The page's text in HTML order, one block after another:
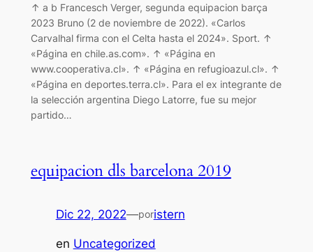
↑ a b Francesch Verger, segunda equipacion barça
2023 Bruno (2 de noviembre de 2022). «Carlos
Carvalhal firma con el Celta hasta el 2024». Sport. ↑
«Página en chile.as.com». ↑ «Página en
www.cooperativa.cl». ↑ «Página en refugioazul.cl». ↑
«Página en deportes.terra.cl». Para el ex integrante de
la selección argentina Diego Latorre, fue su mejor
partido…
equipacion dls barcelona 2019
Dic 22, 2022—poristern
en Uncategorized